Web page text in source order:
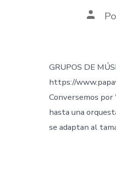
Autor
GRUPOS DE
https://
Conversemos
hasta una
se adaptan al